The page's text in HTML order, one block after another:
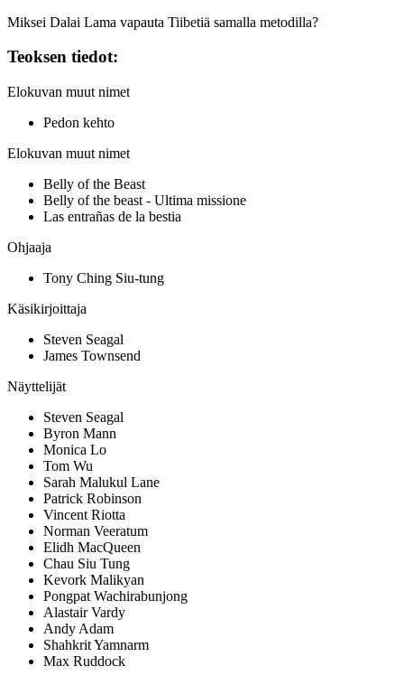
Miksei Dalai Lama vapauta Tiibetiä samalla metodilla?
Teoksen tiedot:
Elokuvan muut nimet
Pedon kehto
Elokuvan muut nimet
Belly of the Beast
Belly of the beast - Ultima missione
Las entrañas de la bestia
Ohjaaja
Tony Ching Siu-tung
Käsikirjoittaja
Steven Seagal
James Townsend
Näyttelijät
Steven Seagal
Byron Mann
Monica Lo
Tom Wu
Sarah Malukul Lane
Patrick Robinson
Vincent Riotta
Norman Veeratum
Elidh MacQueen
Chau Siu Tung
Kevork Malikyan
Pongpat Wachirabunjong
Alastair Vardy
Andy Adam
Shahkrit Yamnarm
Max Ruddock